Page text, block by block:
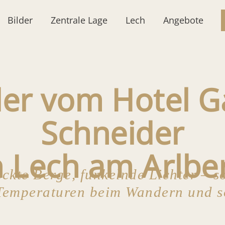
Bilder Zentrale Lage Lech Angebote
vom Hotel
Schneider
Lech am
Berge, funkelnde Lichter –
beim Wandern und